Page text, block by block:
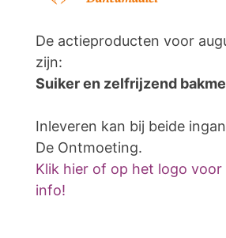
De actieproducten voor
zijn:
Suiker en zelfrijzend
Inleveren kan bij beide
De Ontmoeting.
Klik hier of op het logo voor
info!